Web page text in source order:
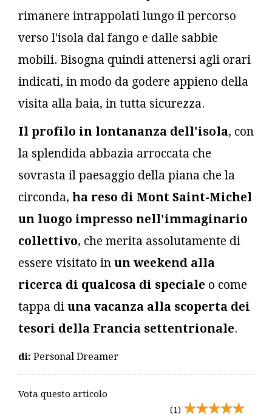
rimanere intrappolati lungo il percorso
verso l'isola dal fango e dalle sabbie
mobili. Bisogna quindi attenersi agli orari
indicati, in modo da godere appieno della
visita alla baia, in tutta sicurezza.
Il profilo in lontananza dell'isola, con
la splendida abbazia arroccata che
sovrasta il paesaggio della piana che la
circonda, ha reso di Mont Saint-Michel
un luogo impresso nell'immaginario
collettivo, che merita assolutamente di
essere visitato in un weekend alla
ricerca di qualcosa di speciale o come
tappa di una vacanza alla scoperta dei
tesori della Francia settentrionale.
di: Personal Dreamer
Vota questo articolo
(1)